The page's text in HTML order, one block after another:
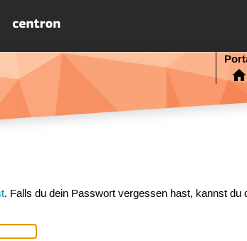
. Falls du dein Passwort vergessen hast, kannst du